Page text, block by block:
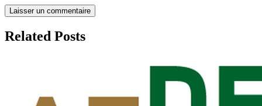
Related Posts